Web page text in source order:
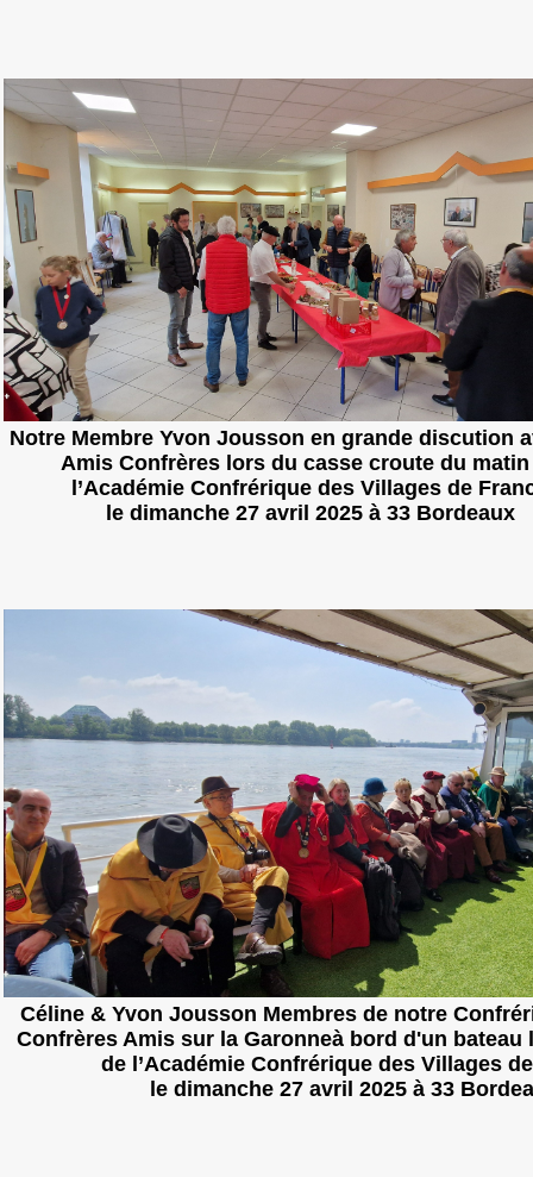
Notre Membre Yvon Jousson en grande discution
Amis Confrères lors du casse croute du matin
l’Académie Confrérique des Villages de
le dimanche 27 avril 2025 à 33 Bordeaux
Céline & Yvon Jousson Membres de notre
Confrères Amis sur la Garonneà bord d'un bateau
de l’Académie Confrérique des Villages
le dimanche 27 avril 2025 à 33